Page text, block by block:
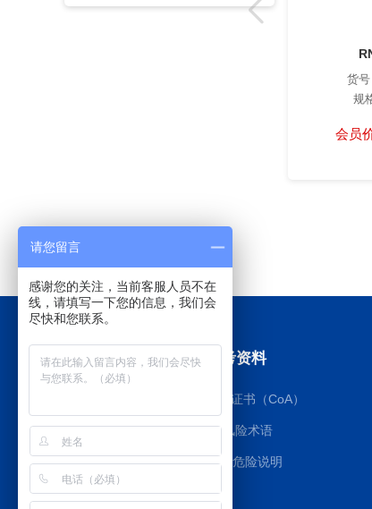
货
规
会员
订购指南
大包装询价
付款方式
参考资料
质检证书（CoA）
RS风险术语
GHS危险说明
请您留言
感谢您的关注，当前客服人员不在
线，请填写一下您的信息，我们会
尽快和您联系。